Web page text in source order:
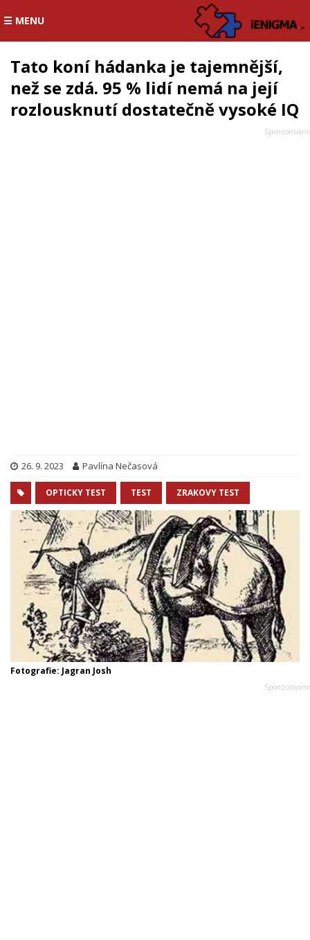
☰ MENU
Tato koní hádanka je tajemnější,
než se zdá. 95 % lidí nemá na její
rozlousknutí dostatečně vysoké IQ
26. 9. 2023 Pavlína Nečasová
OPTICKY TEST TEST ZRAKOVY TEST
Fotografie: Jagran Josh